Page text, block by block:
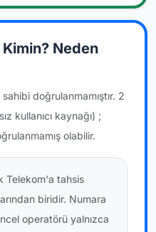
Neden
sahibi doğrulanmamıştır. 2
kullanıcı kaynağı) ;
olabilir.
Telekom'a tahsis
biridir. Numara
operatörü yalnızca